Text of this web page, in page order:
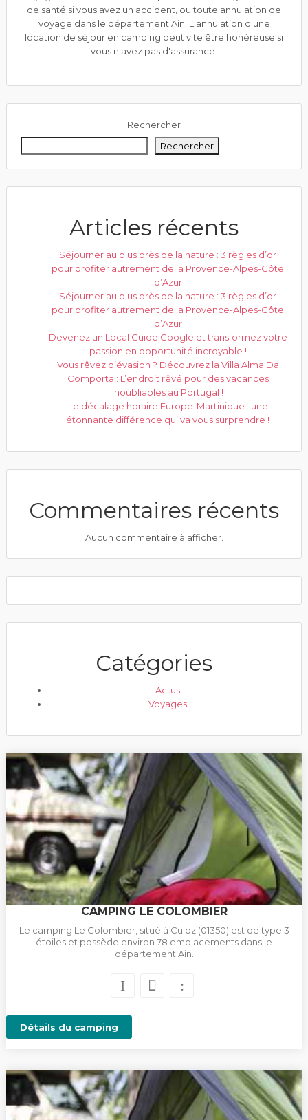
de santé si vous avez un accident, ou toute annulation de
voyage dans le département Ain. L'annulation d'une
location de séjour en camping peut vite être honéreuse si
vous n'avez pas d'assurance.
Rechercher
Rechercher
Articles récents
Séjourner au plus près de la nature : 3 règles d’or
pour profiter autrement de la Provence-Alpes-Côte
d’Azur
Séjourner au plus près de la nature : 3 règles d’or
pour profiter autrement de la Provence-Alpes-Côte
d’Azur
Devenez un Local Guide Google et transformez votre
passion en opportunité incroyable !
Vous rêvez d’évasion ? Découvrez la Villa Alma Da
Comporta : L’endroit rêvé pour des vacances
inoubliables au Portugal !
Le décalage horaire Europe-Martinique : une
étonnante différence qui va vous surprendre !
Commentaires récents
Aucun commentaire à afficher.
Catégories
Actus
Voyages
CAMPING LE COLOMBIER
Le camping Le Colombier, situé à Culoz (01350) est de type 3
étoiles et possède environ 78 emplacements dans le
département Ain.
Détails du camping